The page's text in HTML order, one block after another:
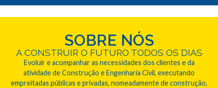
SOBRE NÓS
A CONSTRUIR O FUTURO TODOS OS DIAS
Evoluir e acompanhar as necessidades dos clientes e da
atividade de Construção e Engenharia Civil, executando
empreitadas públicas e privadas, nomeadamente de construção,